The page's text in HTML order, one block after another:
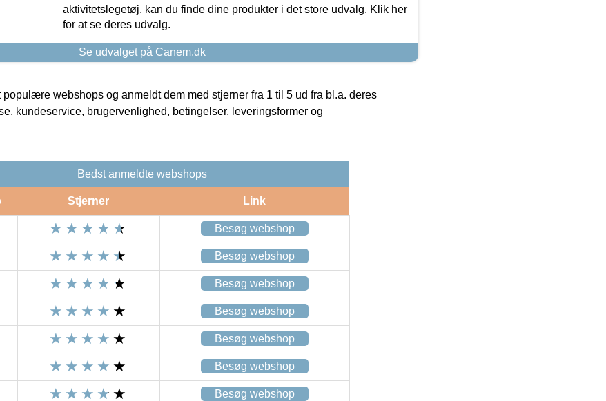
aktivitetslegetøj, kan du finde dine produkter i det store udvalg. Klik her
for at se deres udvalg.
Se udvalget på Canem.dk
webshops og anmeldt dem med stjerner fra 1 til 5 ud fra bl.a. deres
kundeservice, brugervenlighed, betingelser, leveringsformer og
Bedst anmeldte webshops
Stjerner Link
Besøg webshop
Besøg webshop
Besøg webshop
Besøg webshop
Besøg webshop
Besøg webshop
Besøg webshop